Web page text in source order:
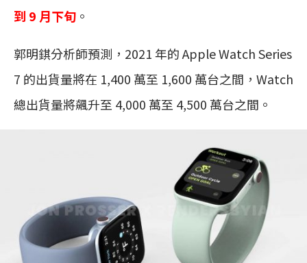
到 9 月下旬 。
郭明錤分析師預測，2021 年的 Apple Watch Series
7 的出貨量將在 1,400 萬至 1,600 萬台之間，Watch
總出貨量將飆升至 4,000 萬至 4,500 萬台之間。